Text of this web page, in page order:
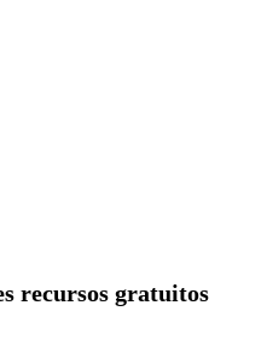
recursos gratuitos